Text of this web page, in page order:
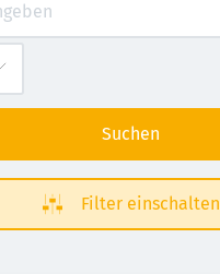
Suchen
Filter einschalten